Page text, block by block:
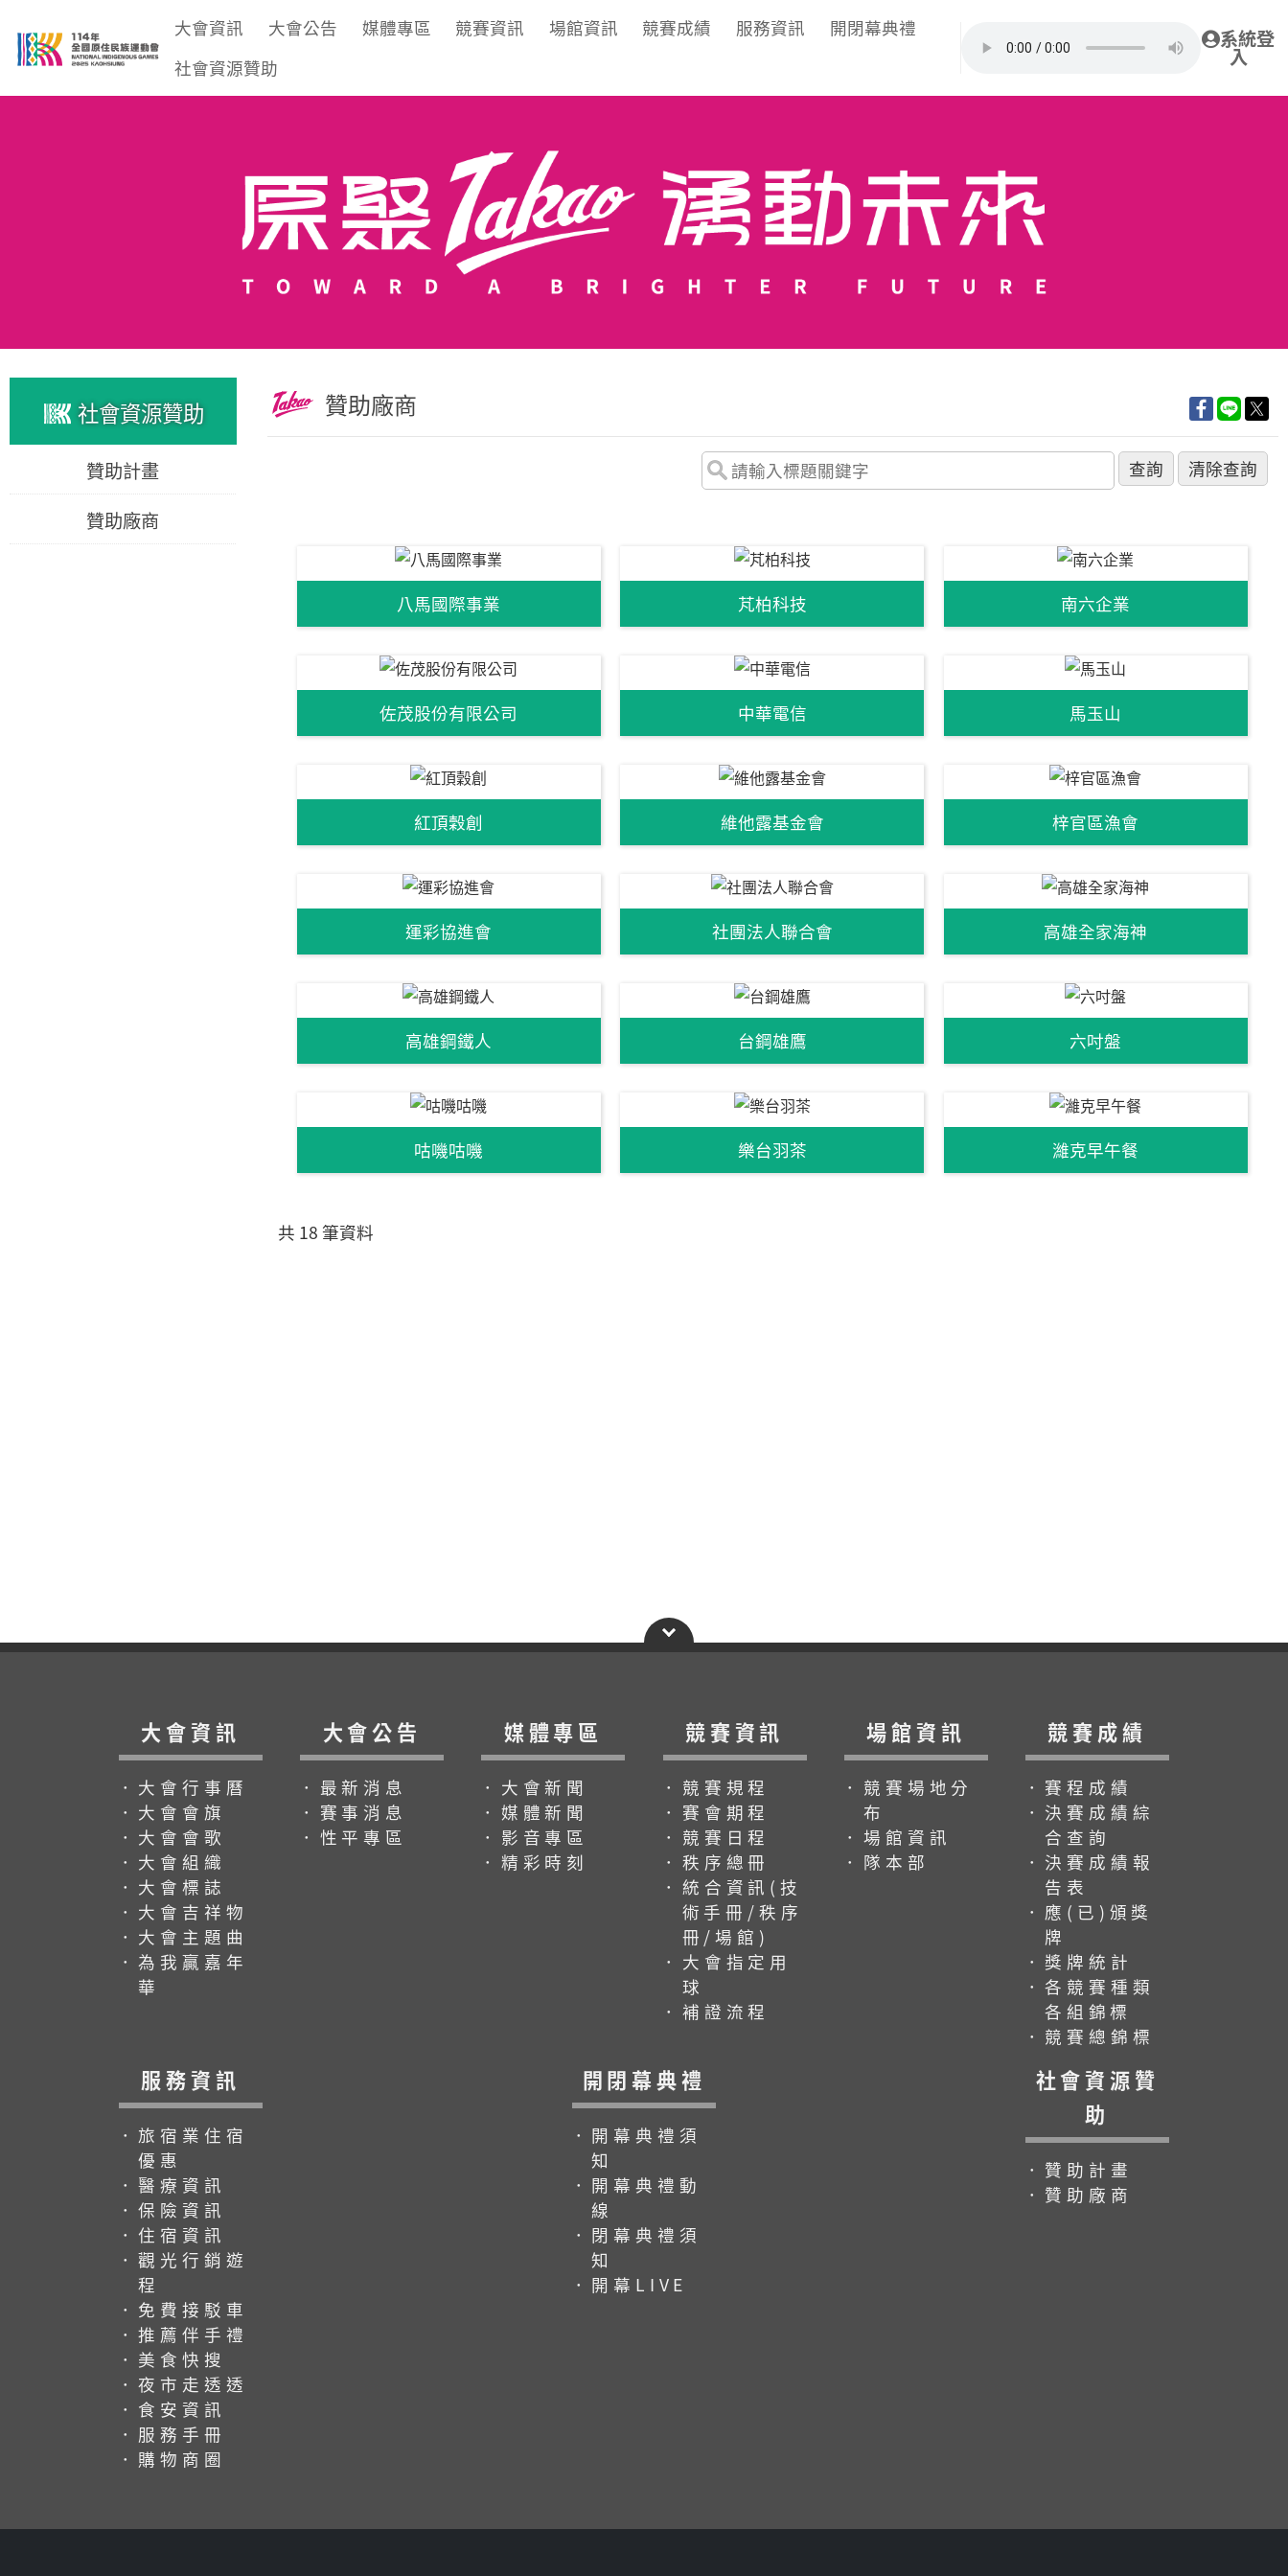
大會資訊 大會公告 媒體專區 競賽資訊 場館資訊 競賽成績 服務資訊
開閉幕典禮
社會資源贊助
系統登
入
社會資源贊助
贊助計畫
贊助廠商
贊助廠商
八馬國際事業 芃柏科技 南六企業
佐茂股份有限公司 中華電信 馬玉山
紅頂穀創 維他露基金會 梓官區漁會
運彩協進會 社團法人聯合會 高雄全家海神
高雄鋼鐵人 台鋼雄鷹 六吋盤
咕嘰咕嘰 樂台羽茶 濰克早午餐
共 18 筆資料
大會資訊
．大會行事曆
．大會會旗
．大會會歌
．大會組織
．大會標誌
．大會吉祥物
．大會主題曲
．為我贏嘉年
華
大會公告
．最新消息
．賽事消息
．性平專區
媒體專區
．大會新聞
．媒體新聞
．影音專區
．精彩時刻
競賽資訊
．競賽規程
．賽會期程
．競賽日程
．秩序總冊
．統合資訊(技
術手冊/秩序
冊/場館)
．大會指定用
球
．補證流程
場館資訊
．競賽場地分
布
．場館資訊
．隊本部
競賽成績
．賽程成績
．決賽成績綜
合查詢
．決賽成績報
告表
．應(已)頒獎
牌
．獎牌統計
．各競賽種類
各組錦標
．競賽總錦標
服務資訊
．旅宿業住宿
優惠
．醫療資訊
．保險資訊
．住宿資訊
．觀光行銷遊
程
．免費接駁車
．推薦伴手禮
．美食快搜
．夜市走透透
．食安資訊
．服務手冊
．購物商圈
開閉幕典禮
．開幕典禮須
知
．開幕典禮動
線
．閉幕典禮須
知
．開幕LIVE
社會資源贊
助
．贊助計畫
．贊助廠商